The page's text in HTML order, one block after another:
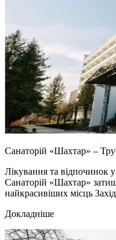
Санаторій «Шахтар» –
Лікування та відпочинок
Санаторій «Шахтар»
найкрасивіших місць
Докладніше